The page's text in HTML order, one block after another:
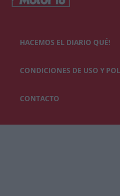
HACEMOS EL DIARIO QUÉ!
CONDICIONES DE USO Y
CONTACTO